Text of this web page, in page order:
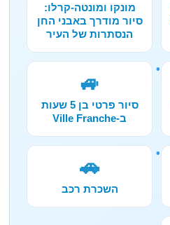
מונקו ומונטה-קרלו:
סיור מודרך באבני החן
הנסתרות של העיר
🚙
סיור פרטי בן 5 שעות
ב-Ville Franche
🚗
השכרת רכב